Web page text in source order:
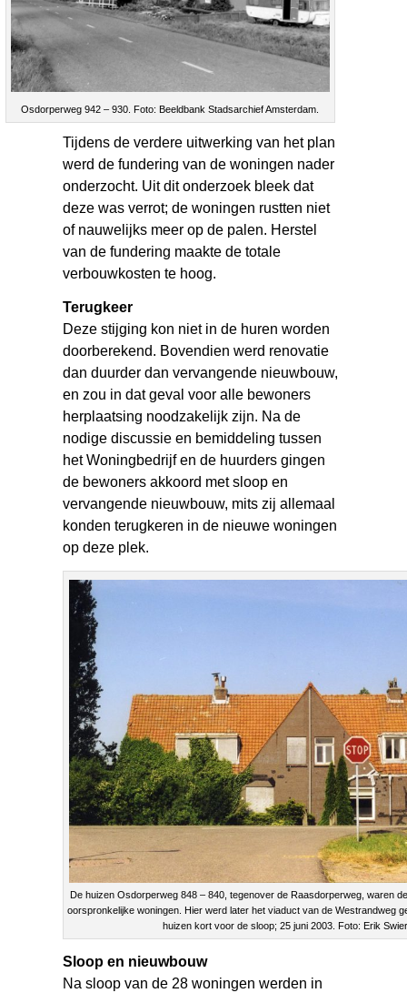
Osdorperweg 942 – 930. Foto: Beeldbank Stadsarchief Amsterdam.
Tijdens de verdere uitwerking van het plan
werd de fundering van de woningen nader
onderzocht. Uit dit onderzoek bleek dat
deze was verrot; de woningen rustten niet
of nauwelijks meer op de palen. Herstel
van de fundering maakte de totale
verbouwkosten te hoog.
Terugkeer
Deze stijging kon niet in de huren worden
doorberekend. Bovendien werd renovatie
dan duurder dan vervangende nieuwbouw,
en zou in dat geval voor alle bewoners
herplaatsing noodzakelijk zijn. Na de
nodige discussie en bemiddeling tussen
het Woningbedrijf en de huurders gingen
de bewoners akkoord met sloop en
vervangende nieuwbouw, mits zij allemaal
konden terugkeren in de nieuwe woningen
op deze plek.
De huizen Osdorperweg 848 – 840, tegenover de Raasdorperweg, waren
oorspronkelijke woningen. Hier werd later het viaduct van de Westrandweg
huizen kort voor de sloop; 25 juni 2003. Foto: Erik
Sloop en nieuwbouw
Na sloop van de 28 woningen werden in